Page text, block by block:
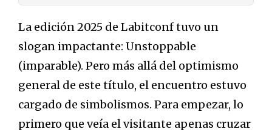
La edición 2025 de Labitconf tuvo un
slogan impactante: Unstoppable
(imparable). Pero más allá del optimismo
general de este título, el encuentro estuvo
cargado de simbolismos. Para empezar, lo
primero que veía el visitante apenas cruzar